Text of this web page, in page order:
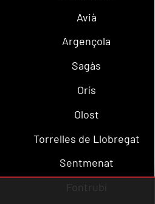
Avià
Argençola
Sagàs
Orís
Olost
Torrelles de Llobregat
Sentmenat
Fontrubí